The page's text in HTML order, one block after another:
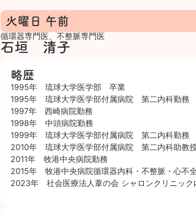
火曜日 午前
循環器専門医、不整脈専門医
石垣 清子
略歴
1995年 琉球大学医学部 卒業
1995年 琉球大学医学部付属病院 第二内科勤務
1997年 西崎病院勤務
1998年 中頭病院勤務
1999年 琉球大学医学部付属病院 第二内科勤務
2010年 琉球大学医学部付属病院 第二内科助教
2011年 牧港中央病院勤務
2015年 牧港中央病院循環器内科・不整脈・心不
2023年 社会医療法人葦の会 シャロンクリニック